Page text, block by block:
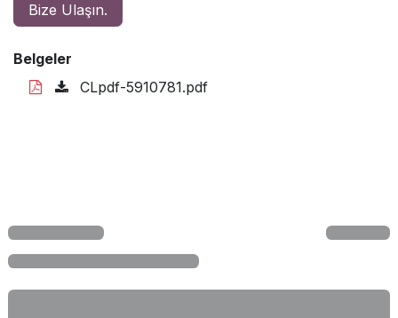
Bize Ulaşın.
Belgeler
CLpdf-5910781.pdf